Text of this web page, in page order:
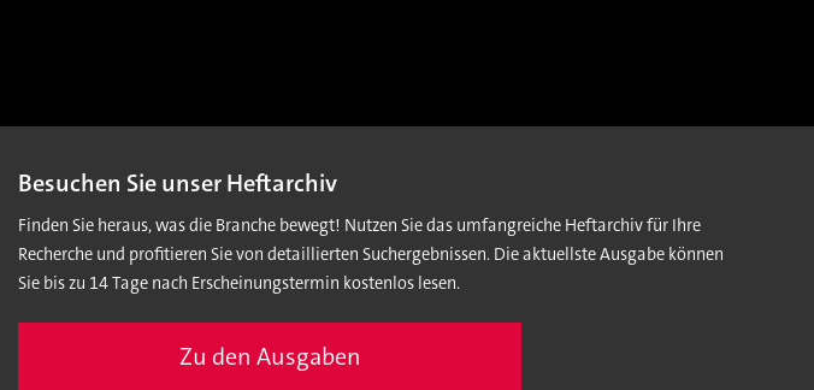
Besuchen Sie unser Heftarchiv
Finden Sie heraus, was die Branche bewegt! Nutzen Sie das umfangreiche Heftarchiv für Ihre
Recherche und profitieren Sie von detaillierten Suchergebnissen. Die aktuellste Ausgabe können
Sie bis zu 14 Tage nach Erscheinungstermin kostenlos lesen.
Zu den Ausgaben